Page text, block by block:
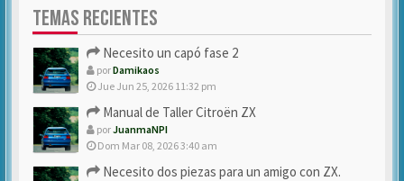
TEMAS RECIENTES
Necesito un capó fase 2
porDamikaos
Jue Jun 25, 2026 11:32 pm
Manual de Taller Citroën ZX
porJuanmaNPI
Dom Mar 08, 2026 3:40 am
Necesito dos piezas para un amigo con ZX.